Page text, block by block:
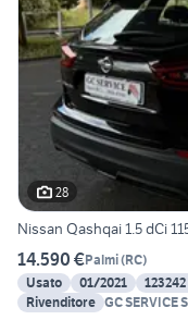
28
Nissan Qashqai 1.5 dCi
14.590 €Palmi(RC)
Usato
01/2021
Rivenditore GC SERVICE